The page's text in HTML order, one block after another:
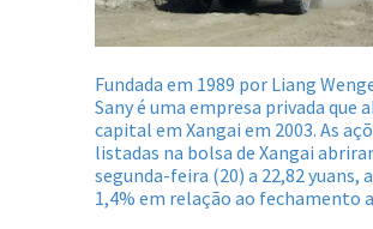
Fundada em 1989 por Liang
Sany é uma empresa privada que
capital em Xangai em 2003. As
listadas na bolsa de Xangai
segunda-feira (20) a 22,82 yuans,
1,4% em relação ao fechamento